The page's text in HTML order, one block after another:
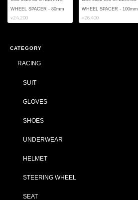
WHEEL SPACER - 80mm
¥24,200
WHEEL SPACER - 100mm
¥26,400
CATEGORY
RACING
SUIT
GLOVES
SHOES
UNDERWEAR
HELMET
STEERING WHEEL
SEAT